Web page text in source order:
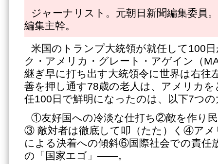
ジャーナリスト。元朝日新聞編集委員
編集主幹。
米国のトランプ大統領が就任して100
ク・アメリカ・グレート・アゲイン（
継ぎ早に打ち出す大統領令に世界は右往
善を押し通す78歳の老人は、アメリカ
任100日で鮮明になったのは、以下7つ
①友好国への冷淡な仕打ち②敵を作り
③ 敵対者は徹底して叩（たた）く④ア
による決着への傾斜⑥国際社会での責任
の「国家エゴ」――。